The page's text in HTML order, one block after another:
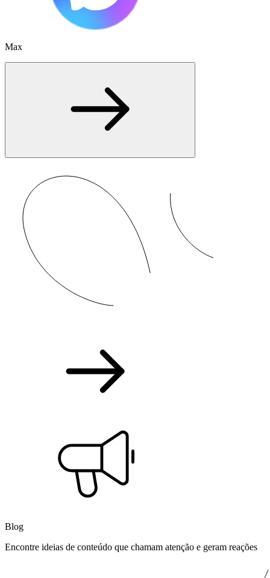
Max
Blog
Encontre ideias de conteúdo que chamam atenção e geram reações